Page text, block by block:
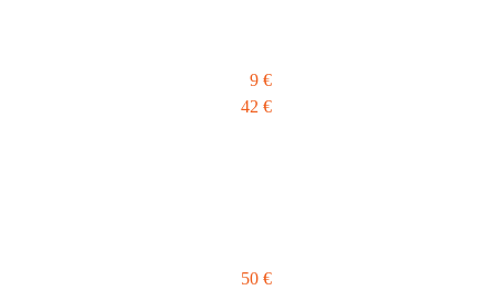
9 €
42 €
50 €